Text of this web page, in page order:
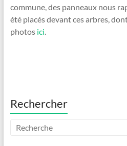
commune, des panneaux nous
été placés devant ces arbres,
photos ici.
Rechercher